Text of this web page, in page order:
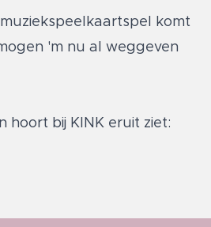
komt
'm nu al weggeven
hoort bij KINK eruit ziet: